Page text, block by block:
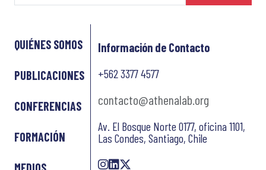
QUIÉNES SOMOS
PUBLICACIONES
CONFERENCIAS
FORMACIÓN
Información de Contacto
+562 3377 4577
contacto@athenalab.org
Av. El Bosque Norte 0177, oficina 1101,
Las Condes, Santiago, Chile